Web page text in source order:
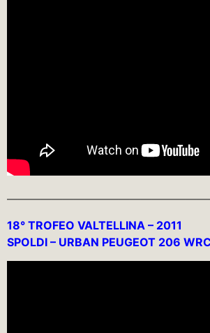
18° TROFEO VALTELLINA – 2011
SPOLDI – URBAN PEUGEOT 206